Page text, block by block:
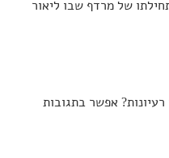
של מרדף שבו ליאור
רעיונות? אפשר בתגובות